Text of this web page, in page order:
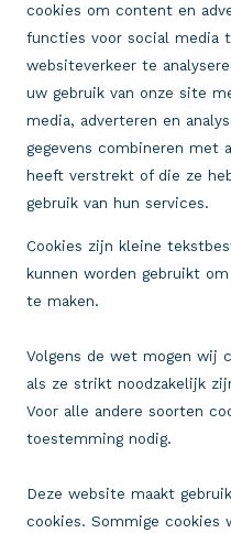
cookies om content en
functies voor social media
websiteverkeer te
uw gebruik van onze site
media, adverteren en
gegevens combineren met
heeft verstrekt of die ze
gebruik van hun services.
Cookies zijn kleine
kunnen worden gebruikt
te maken.
Volgens de wet mogen wij
als ze strikt noodzakelijk
Voor alle andere soorten
toestemming nodig.
Deze website maakt
cookies. Sommige cookies